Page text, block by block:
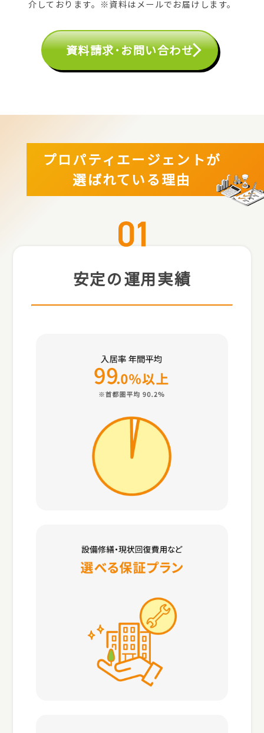
介しております。※資料はメールでお届けします。
資料請求･お問い合わせ
プロパティエージェントが
選ばれている理由
安定の運用実績